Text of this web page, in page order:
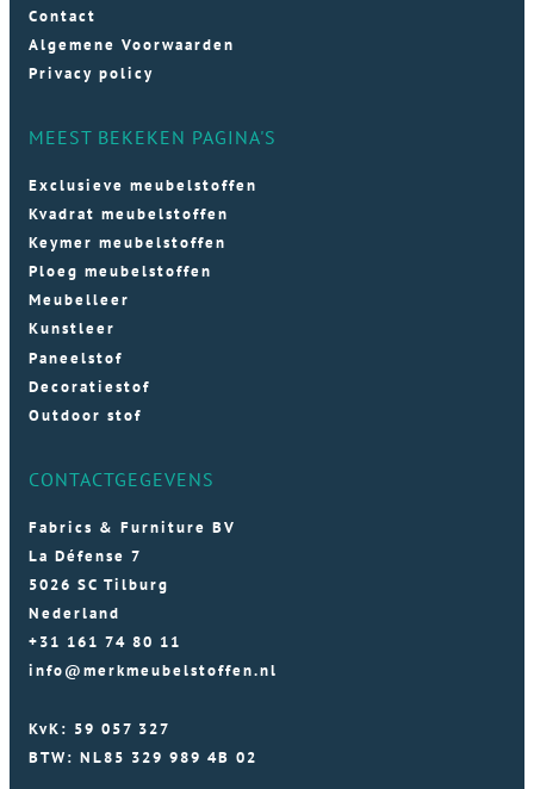
Contact
Algemene Voorwaarden
Privacy policy
MEEST BEKEKEN PAGINA'S
Exclusieve meubelstoffen
Kvadrat meubelstoffen
Keymer meubelstoffen
Ploeg meubelstoffen
Meubelleer
Kunstleer
Paneelstof
Decoratiestof
Outdoor stof
CONTACTGEGEVENS
Fabrics & Furniture BV
La Défense 7
5026 SC Tilburg
Nederland
+31 161 74 80 11
info@merkmeubelstoffen.nl
KvK: 59 057 327
BTW: NL85 329 989 4B 02